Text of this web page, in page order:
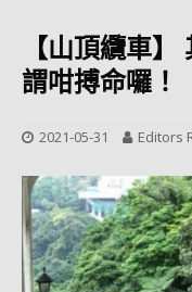
【山頂纜車
謂咁搏命囉！
2021-05-31 Editors